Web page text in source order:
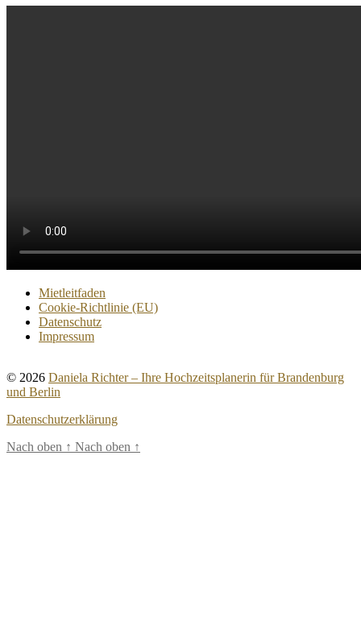
Mietleitfaden
Cookie-Richtlinie (EU)
Datenschutz
Impressum
© 2026 Daniela Richter – Ihre Hochzeitsplanerin für Brandenburg
und Berlin
Datenschutzerklärung
Nach oben ↑ Nach oben ↑